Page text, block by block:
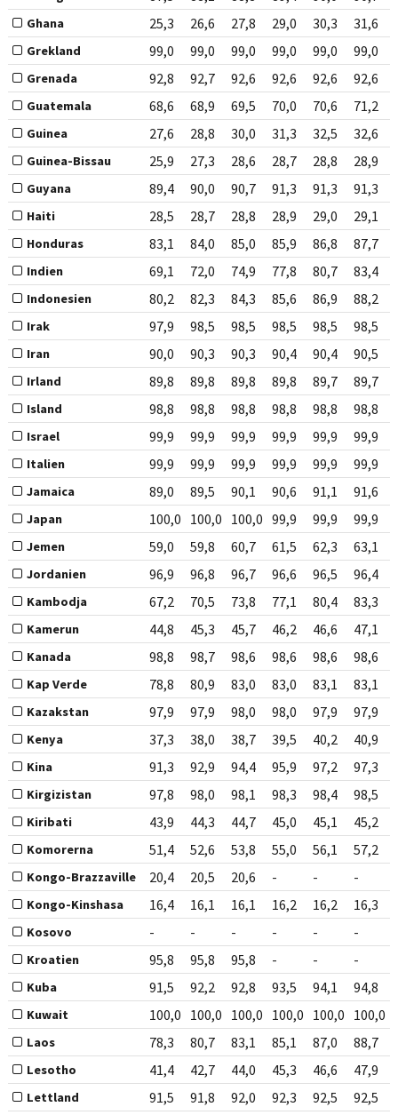
Ghana 25,3 26,6 27,8 29,0 30,3 31,6
Grekland 99,0 99,0 99,0 99,0 99,0 99,0
Grenada 92,8 92,7 92,6 92,6 92,6 92,6
Guatemala 68,6 68,9 69,5 70,0 70,6 71,2
Guinea 27,6 28,8 30,0 31,3 32,5 32,6
Guinea-Bissau 25,9 27,3 28,6 28,7 28,8 28,9
Guyana 89,4 90,0 90,7 91,3 91,3 91,3
Haiti 28,5 28,7 28,8 28,9 29,0 29,1
Honduras 83,1 84,0 85,0 85,9 86,8 87,7
Indien 69,1 72,0 74,9 77,8 80,7 83,4
Indonesien 80,2 82,3 84,3 85,6 86,9 88,2
Irak 97,9 98,5 98,5 98,5 98,5 98,5
Iran 90,0 90,3 90,3 90,4 90,4 90,5
Irland 89,8 89,8 89,8 89,8 89,7 89,7
Island 98,8 98,8 98,8 98,8 98,8 98,8
Israel 99,9 99,9 99,9 99,9 99,9 99,9
Italien 99,9 99,9 99,9 99,9 99,9 99,9
Jamaica 89,0 89,5 90,1 90,6 91,1 91,6
Japan 100,0 100,0 100,0 99,9 99,9 99,9
Jemen 59,0 59,8 60,7 61,5 62,3 63,1
Jordanien 96,9 96,8 96,7 96,6 96,5 96,4
Kambodja 67,2 70,5 73,8 77,1 80,4 83,3
Kamerun 44,8 45,3 45,7 46,2 46,6 47,1
Kanada 98,8 98,7 98,6 98,6 98,6 98,6
Kap Verde 78,8 80,9 83,0 83,0 83,1 83,1
Kazakstan 97,9 97,9 98,0 98,0 97,9 97,9
Kenya 37,3 38,0 38,7 39,5 40,2 40,9
Kina 91,3 92,9 94,4 95,9 97,2 97,3
Kirgizistan 97,8 98,0 98,1 98,3 98,4 98,5
Kiribati 43,9 44,3 44,7 45,0 45,1 45,2
Komorerna 51,4 52,6 53,8 55,0 56,1 57,2
Kongo-Brazzaville 20,4 20,5 20,6 - - -
Kongo-Kinshasa 16,4 16,1 16,1 16,2 16,2 16,3
Kosovo - - - - - -
Kroatien 95,8 95,8 95,8 - - -
Kuba 91,5 92,2 92,8 93,5 94,1 94,8
Kuwait 100,0 100,0 100,0 100,0 100,0 100,0
Laos 78,3 80,7 83,1 85,1 87,0 88,7
Lesotho 41,4 42,7 44,0 45,3 46,6 47,9
Lettland 91,5 91,8 92,0 92,3 92,5 92,5